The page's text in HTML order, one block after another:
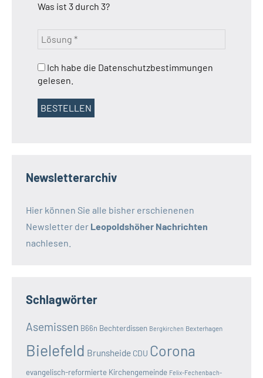
Was ist 3 durch 3?
Ich habe die Datenschutzbestimmungen
gelesen.
Newsletterarchiv
Hier können Sie alle bisher erschienenen
Newsletter der Leopoldshöher Nachrichten
nachlesen.
Schlagwörter
Asemissen B66n Bechterdissen Bergkirchen Bexterhagen
Bielefeld Brunsheide CDU Corona
evangelisch-reformierte Kirchengemeinde Felix-Fechenbach-